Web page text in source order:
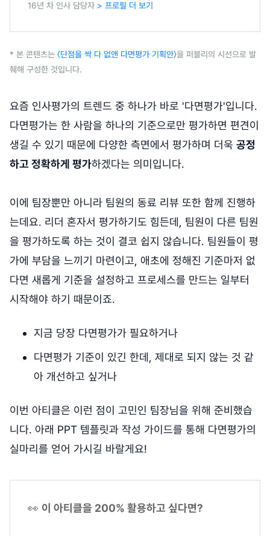
16년 차 인사 담당자 > 프로필 더 보기
* 본 콘텐츠는 〈단점을 싹 다 없앤 다면평가 기획안〉을 퍼블리의 시선으로 발
췌해 구성한 것입니다.
요즘 인사평가의 트렌드 중 하나가 바로 '다면평가'입니다.
다면평가는 한 사람을 하나의 기준으로만 평가하면 편견이
생길 수 있기 때문에 다양한 측면에서 평가하며 더욱 공정
하고 정확하게 평가하겠다는 의미입니다.
이에 팀장뿐만 아니라 팀원의 동료 리뷰 또한 함께 진행하
는데요. 리더 혼자서 평가하기도 힘든데, 팀원이 다른 팀원
을 평가하도록 하는 것이 결코 쉽지 않습니다. 팀원들이 평
가에 부담을 느끼기 마련이고, 애초에 정해진 기준마저 없
다면 새롭게 기준을 설정하고 프로세스를 만드는 일부터
시작해야 하기 때문이죠.
지금 당장 다면평가가 필요하거나
다면평가 기준이 있긴 한데, 제대로 되지 않는 것 같
아 개선하고 싶거나
이번 아티클은 이런 점이 고민인 팀장님을 위해 준비했습
니다. 아래 PPT 템플릿과 작성 가이드를 통해 다면평가의
실마리를 얻어 가시길 바랄게요!
👀 이 아티클을 200% 활용하고 싶다면?